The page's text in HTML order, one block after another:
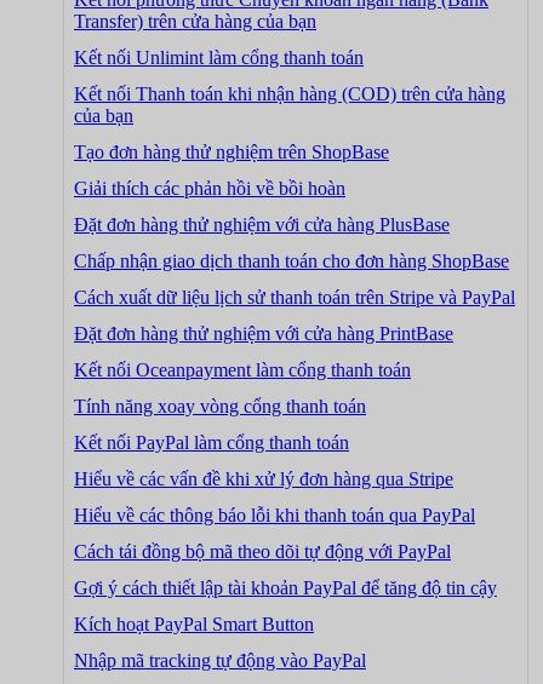
Transfer) trên cửa hàng của bạn
Kết nối Unlimint làm cổng thanh toán
Kết nối Thanh toán khi nhận hàng (COD) trên cửa hàng
của bạn
Tạo đơn hàng thử nghiệm trên ShopBase
Giải thích các phản hồi về bồi hoàn
Đặt đơn hàng thử nghiệm với cửa hàng PlusBase
Chấp nhận giao dịch thanh toán cho đơn hàng ShopBase
Cách xuất dữ liệu lịch sử thanh toán trên Stripe và PayPal
Đặt đơn hàng thử nghiệm với cửa hàng PrintBase
Kết nối Oceanpayment làm cổng thanh toán
Tính năng xoay vòng cổng thanh toán
Kết nối PayPal làm cổng thanh toán
Hiểu về các vấn đề khi xử lý đơn hàng qua Stripe
Hiểu về các thông báo lỗi khi thanh toán qua PayPal
Cách tái đồng bộ mã theo dõi tự động với PayPal
Gợi ý cách thiết lập tài khoản PayPal để tăng độ tin cậy
Kích hoạt PayPal Smart Button
Nhập mã tracking tự động vào PayPal